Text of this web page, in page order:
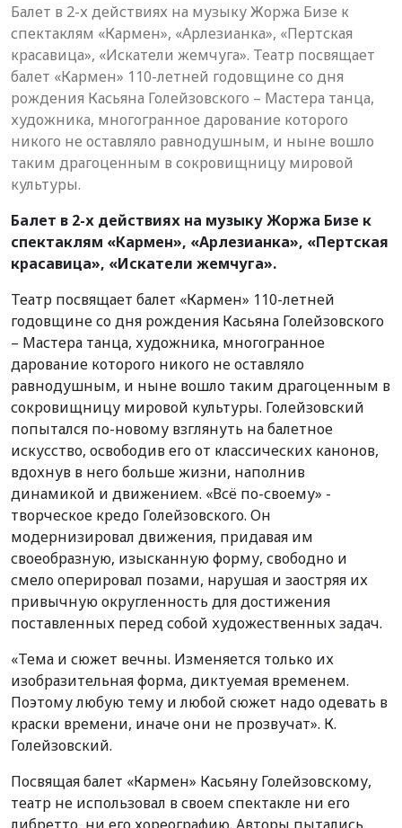
Балет в 2-х действиях на музыку Жоржа Бизе к
спектаклям «Кармен», «Арлезианка», «Пертская
красавица», «Искатели жемчуга». Театр посвящает
балет «Кармен» 110-летней годовщине со дня
рождения Касьяна Голейзовского – Мастера танца,
художника, многогранное дарование которого
никого не оставляло равнодушным, и ныне вошло
таким драгоценным в сокровищницу мировой
культуры.
Балет в 2-х действиях на музыку Жоржа Бизе к
спектаклям «Кармен», «Арлезианка», «Пертская
красавица», «Искатели жемчуга».
Театр посвящает балет «Кармен» 110-летней
годовщине со дня рождения Касьяна Голейзовского
– Мастера танца, художника, многогранное
дарование которого никого не оставляло
равнодушным, и ныне вошло таким драгоценным в
сокровищницу мировой культуры. Голейзовский
попытался по-новому взглянуть на балетное
искусство, освободив его от классических канонов,
вдохнув в него больше жизни, наполнив
динамикой и движением. «Всё по-своему» -
творческое кредо Голейзовского. Он
модернизировал движения, придавая им
своеобразную, изысканную форму, свободно и
смело оперировал позами, нарушая и заостряя их
привычную округленность для достижения
поставленных перед собой художественных задач.
«Тема и сюжет вечны. Изменяется только их
изобразительная форма, диктуемая временем.
Поэтому любую тему и любой сюжет надо одевать в
краски времени, иначе они не прозвучат». К.
Голейзовский.
Посвящая балет «Кармен» Касьяну Голейзовскому,
театр не использовал в своем спектакле ни его